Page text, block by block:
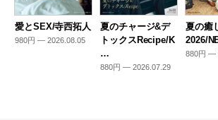
愛とSEX/寺西拓人
980円 — 2026.08.05
夏のチャージ&デ
トックスRecipe/K
…
880円 — 2026.07.29
夏の癒
2026/
880円 —